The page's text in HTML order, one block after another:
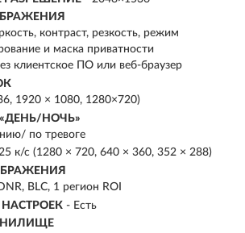
контраст, резкость, режим
и маска приватности
клиентское ПО или веб-браузер
1920 × 1080, 1280×720)
НОЧЬ»
по тревоге
к/с (1280 × 720, 640 × 360, 352 × 288)
BLC, 1 регион ROI
- Есть